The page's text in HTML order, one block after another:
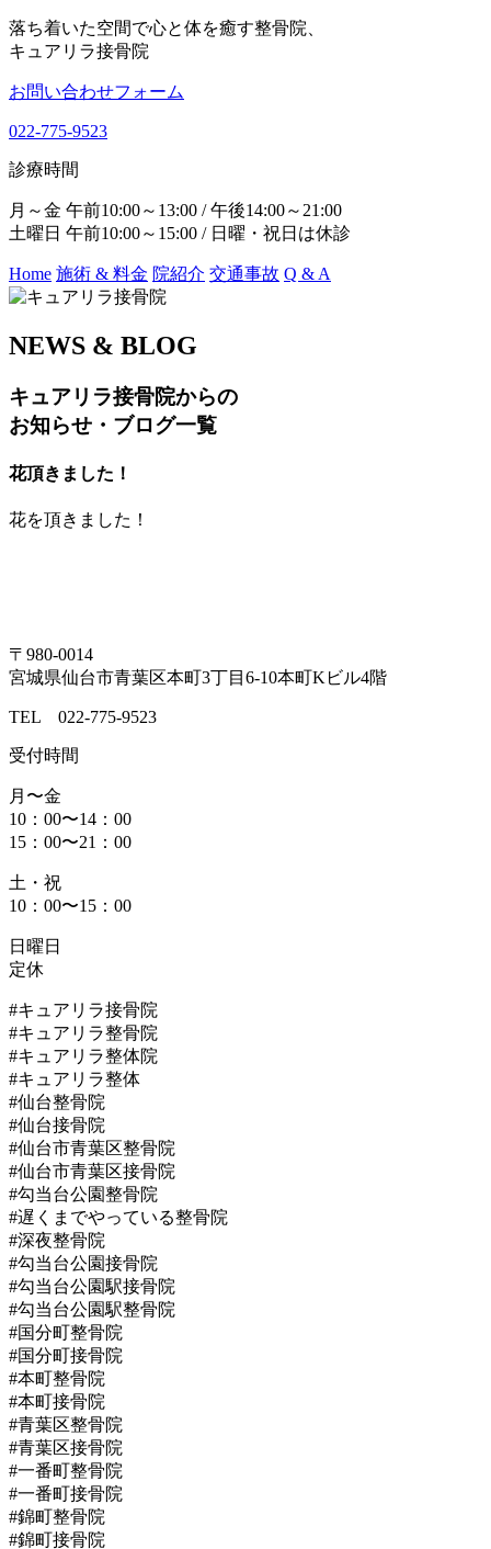
落ち着いた空間で心と体を癒す整骨院、
キュアリラ接骨院
お問い合わせフォーム
022-775-9523
診療時間
月～金 午前10:00～13:00 / 午後14:00～21:00
土曜日 午前10:00～15:00 / 日曜・祝日は休診
Home 施術 & 料金 院紹介 交通事故 Q & A
NEWS & BLOG
キュアリラ接骨院からの
お知らせ・ブログ一覧
花頂きました！
花を頂きました！
〒980-0014
宮城県仙台市青葉区本町3丁目6-10本町Kビル4階
TEL 022-775-9523
受付時間
月〜金
10：00〜14：00
15：00〜21：00
土・祝
10：00〜15：00
日曜日
定休
#キュアリラ接骨院
#キュアリラ整骨院
#キュアリラ整体院
#キュアリラ整体
#仙台整骨院
#仙台接骨院
#仙台市青葉区整骨院
#仙台市青葉区接骨院
#勾当台公園整骨院
#遅くまでやっている整骨院
#深夜整骨院
#勾当台公園接骨院
#勾当台公園駅接骨院
#勾当台公園駅整骨院
#国分町整骨院
#国分町接骨院
#本町整骨院
#本町接骨院
#青葉区整骨院
#青葉区接骨院
#一番町整骨院
#一番町接骨院
#錦町整骨院
#錦町接骨院